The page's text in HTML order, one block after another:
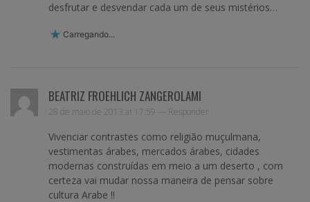
desfrutar e desvendar cada um de seus mistérios…
Carregando...
BEATRIZ FROEHLICH ZANGEROLAMI
28 de maio de 2013 at 17:59 — Responder
Vivenciar contrastes como religião muçulmana,
vestimentas árabes, mercados árabes, cidades
modernas construídas em meio a um deserto , com
certeza vai mudar nossa maneira de pensar sobre
cultura Arabe !!